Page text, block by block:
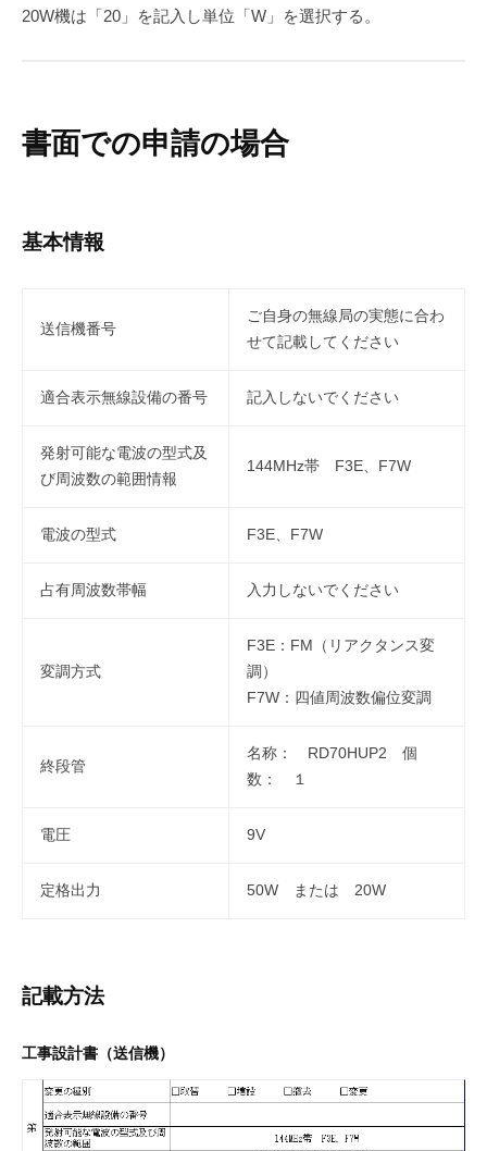
20W機は「20」を記入し単位「W」を選択する。
書面での申請の場合
基本情報
送信機番号
ご自身の無線局の実態に合わ
せて記載してください
適合表示無線設備の番号 記入しないでください
発射可能な電波の型式及
び周波数の範囲情報
144MHz帯 F3E、F7W
電波の型式 F3E、F7W
占有周波数帯幅 入力しないでください
変調方式
F3E：FM（リアクタンス変
調）
F7W：四値周波数偏位変調
終段管
名称： RD70HUP2 個
数： １
電圧 9V
定格出力 50W または 20W
記載方法
工事設計書（送信機）